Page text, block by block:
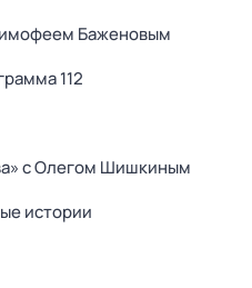
Баженовым
112
с Олегом Шишкиным
истории